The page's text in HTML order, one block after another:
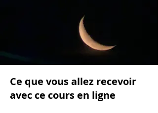
Ce que vous allez recevoir
avec ce cours en ligne